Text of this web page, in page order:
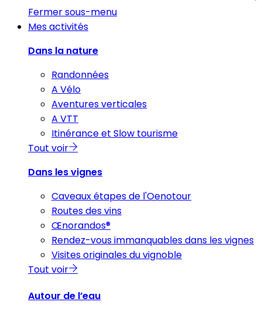
Fermer sous-menu
Mes activités
Dans la nature
Randonnées
A Vélo
Aventures verticales
A VTT
Itinérance et Slow tourisme
Tout voir
Dans les vignes
Caveaux étapes de l'Oenotour
Routes des vins
Œnorandos®
Rendez-vous immanquables dans les vignes
Visites originales du vignoble
Tout voir
Autour de l’eau